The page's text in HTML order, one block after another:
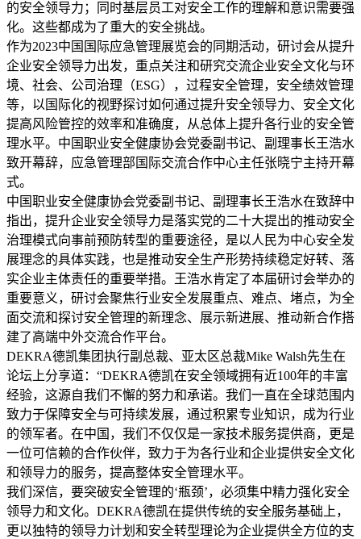
的安全领导力；同时基层员工对安全工作的理解和意识需要强
化。这些都成为了重大的安全挑战。
作为2023中国国际应急管理展览会的同期活动，研讨会从提升
企业安全领导力出发，重点关注和研究交流企业安全文化与环
境、社会、公司治理（ESG），过程安全管理，安全绩效管理
等，以国际化的视野探讨如何通过提升安全领导力、安全文化
提高风险管控的效率和准确度，从总体上提升各行业的安全管
理水平。中国职业安全健康协会党委副书记、副理事长王浩水
致开幕辞，应急管理部国际交流合作中心主任张晓宁主持开幕
式。
中国职业安全健康协会党委副书记、副理事长王浩水在致辞中
指出，提升企业安全领导力是落实党的二十大提出的推动安全
治理模式向事前预防转型的重要途径，是以人民为中心安全发
展理念的具体实践，也是推动安全生产形势持续稳定好转、落
实企业主体责任的重要举措。王浩水肯定了本届研讨会举办的
重要意义，研讨会聚焦行业安全发展重点、难点、堵点，为全
面交流和探讨安全管理的新理念、展示新进展、推动新合作搭
建了高端中外交流合作平台。
DEKRA德凯集团执行副总裁、亚太区总裁Mike Walsh先生在
论坛上分享道：“DEKRA德凯在安全领域拥有近100年的丰富
经验，这源自我们不懈的努力和承诺。我们一直在全球范围内
致力于保障安全与可持续发展，通过积累专业知识，成为行业
的领军者。在中国，我们不仅仅是一家技术服务提供商，更是
一位可信赖的合作伙伴，致力于为各行业和企业提供安全文化
和领导力的服务，提高整体安全管理水平。
我们深信，要突破安全管理的‘瓶颈’，必须集中精力强化安全
领导力和文化。DEKRA德凯在提供传统的安全服务基础上，
更以独特的领导力计划和安全转型理论为企业提供全方位的支